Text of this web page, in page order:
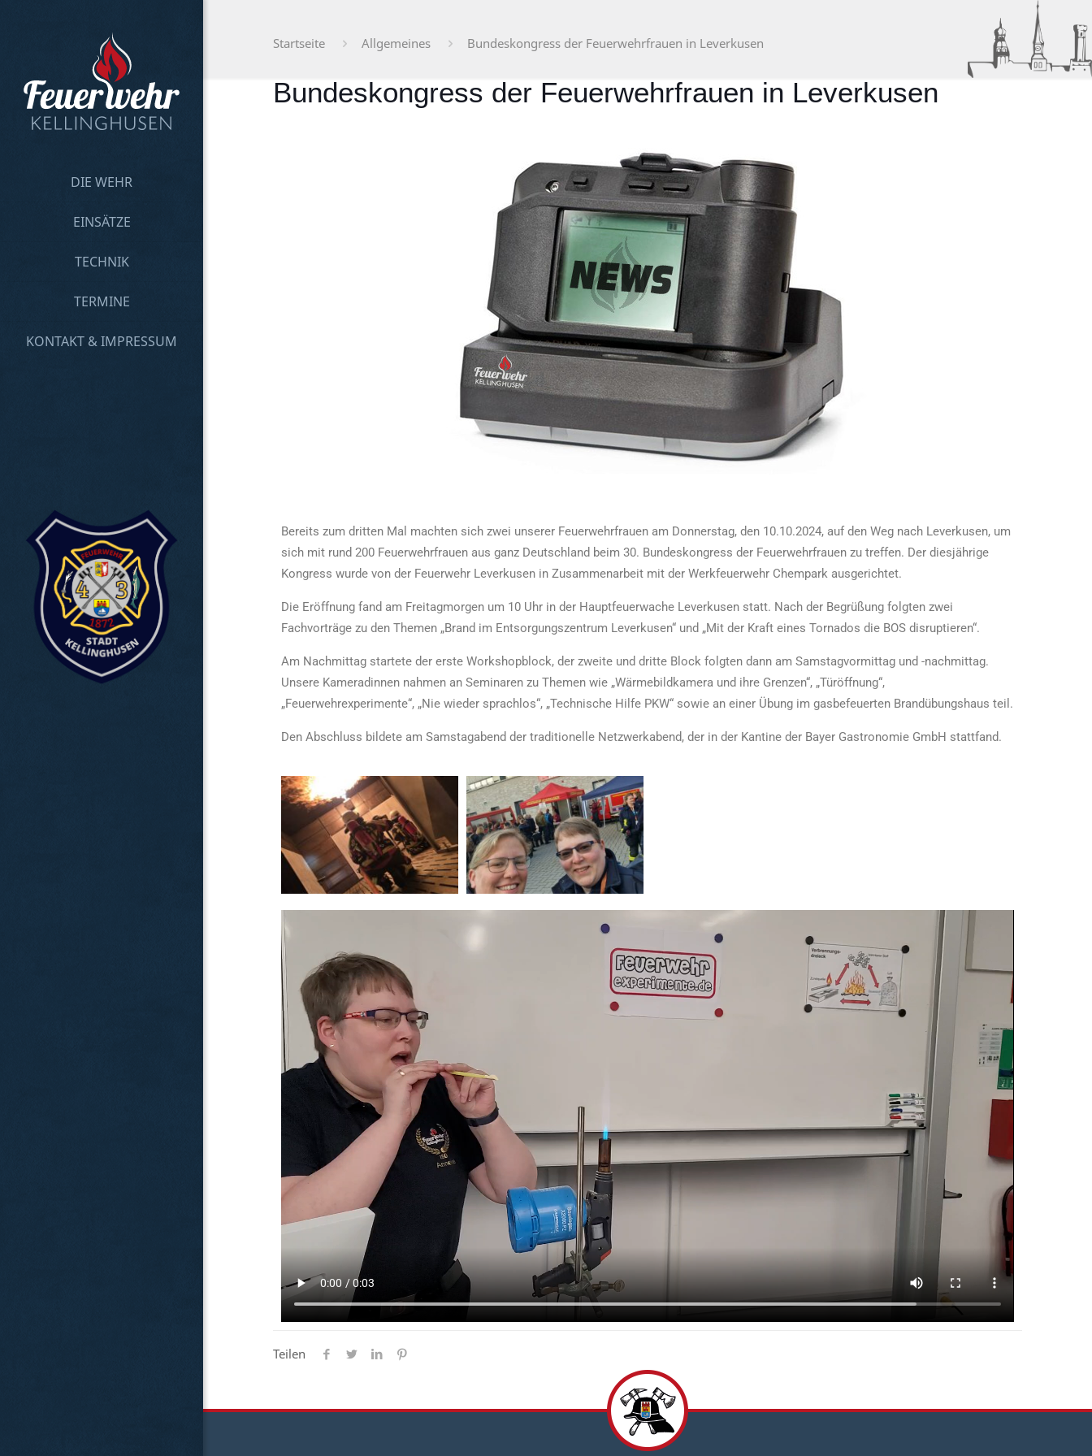
DIE WEHR
EINSÄTZE
TECHNIK
TERMINE
KONTAKT & IMPRESSUM
Startseite Allgemeines Bundeskongress der Feuerwehrfrauen in Leverkusen
Bundeskongress der Feuerwehrfrauen in Leverkusen
Bereits zum dritten Mal machten sich zwei unserer Feuerwehrfrauen am Donnerstag, den 10.10.2024, auf den Weg nach Leverkusen, um
sich mit rund 200 Feuerwehrfrauen aus ganz Deutschland beim 30. Bundeskongress der Feuerwehrfrauen zu treffen. Der diesjährige
Kongress wurde von der Feuerwehr Leverkusen in Zusammenarbeit mit der Werkfeuerwehr Chempark ausgerichtet.
Die Eröffnung fand am Freitagmorgen um 10 Uhr in der Hauptfeuerwache Leverkusen statt. Nach der Begrüßung folgten zwei
Fachvorträge zu den Themen „Brand im Entsorgungszentrum Leverkusen“ und „Mit der Kraft eines Tornados die BOS disruptieren“.
Am Nachmittag startete der erste Workshopblock, der zweite und dritte Block folgten dann am Samstagvormittag und -nachmittag.
Unsere Kameradinnen nahmen an Seminaren zu Themen wie „Wärmebildkamera und ihre Grenzen“, „Türöffnung“,
„Feuerwehrexperimente“, „Nie wieder sprachlos“, „Technische Hilfe PKW“ sowie an einer Übung im gasbefeuerten Brandübungshaus teil.
Den Abschluss bildete am Samstagabend der traditionelle Netzwerkabend, der in der Kantine der Bayer Gastronomie GmbH stattfand.
Teilen